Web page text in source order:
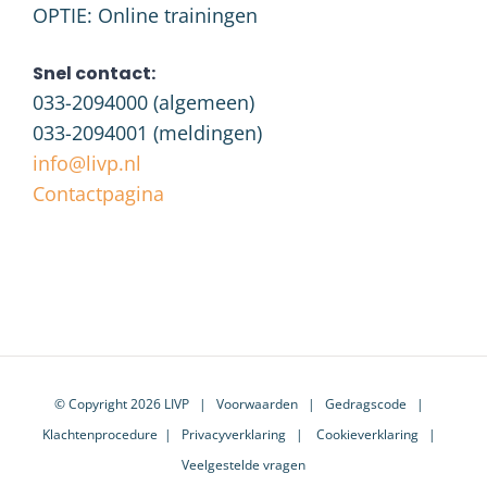
OPTIE: Online trainingen
Snel contact:
033-2094000 (algemeen)
033-2094001 (meldingen)
info@livp.nl
Contactpagina
© Copyright 2026 LIVP | Voorwaarden| Gedragscode |
Klachtenprocedure | Privacyverklaring| Cookieverklaring|
Veelgestelde vragen